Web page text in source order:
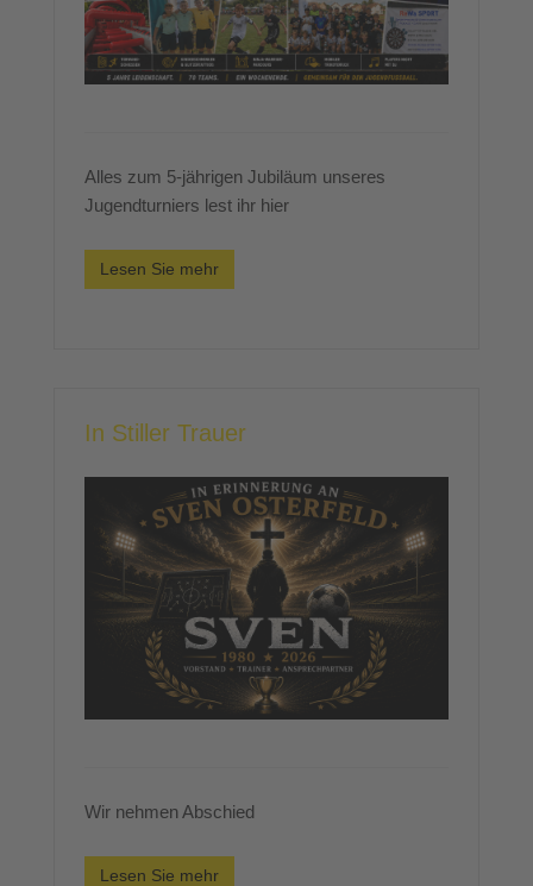
Alles zum 5-jährigen Jubiläum unseres
Jugendturniers lest ihr hier
Lesen Sie mehr
In Stiller Trauer
Wir nehmen Abschied
Lesen Sie mehr